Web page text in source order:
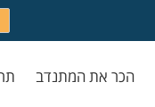
הכר את המתנדב